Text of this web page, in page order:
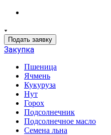
Подать заявку
Закупка
Пшеница
Ячмень
Кукуруза
Нут
Горох
Подсолнечник
Подсолнечное масло
Семена льна